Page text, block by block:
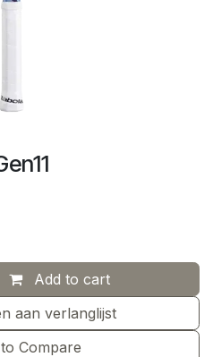
Add to cart
Compare
aan verlanglijst